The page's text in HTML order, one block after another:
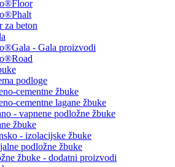
za beton
- Gala proizvodi
podloge
cementne žbuke
cementne lagane žbuke
- vapnene podložne žbuke
žbuke
- izolacijske žbuke
podložne žbuke
žbuke - dodatni proizvodi